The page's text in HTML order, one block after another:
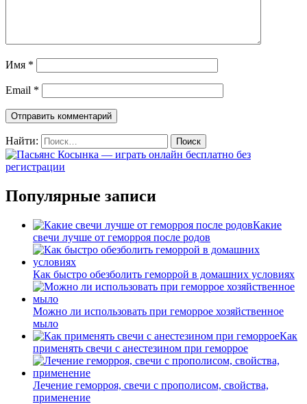
Имя *
Email *
Найти:
Популярные записи
Какие
свечи лучше от геморроя после родов
Как быстро обезболить геморрой в домашних условиях
Можно ли использовать при геморрое хозяйственное
мыло
Как
применять свечи с анестезином при геморрое
Лечение геморроя, свечи с прополисом, свойства,
применение